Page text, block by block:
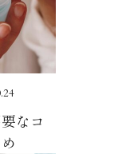
なコ